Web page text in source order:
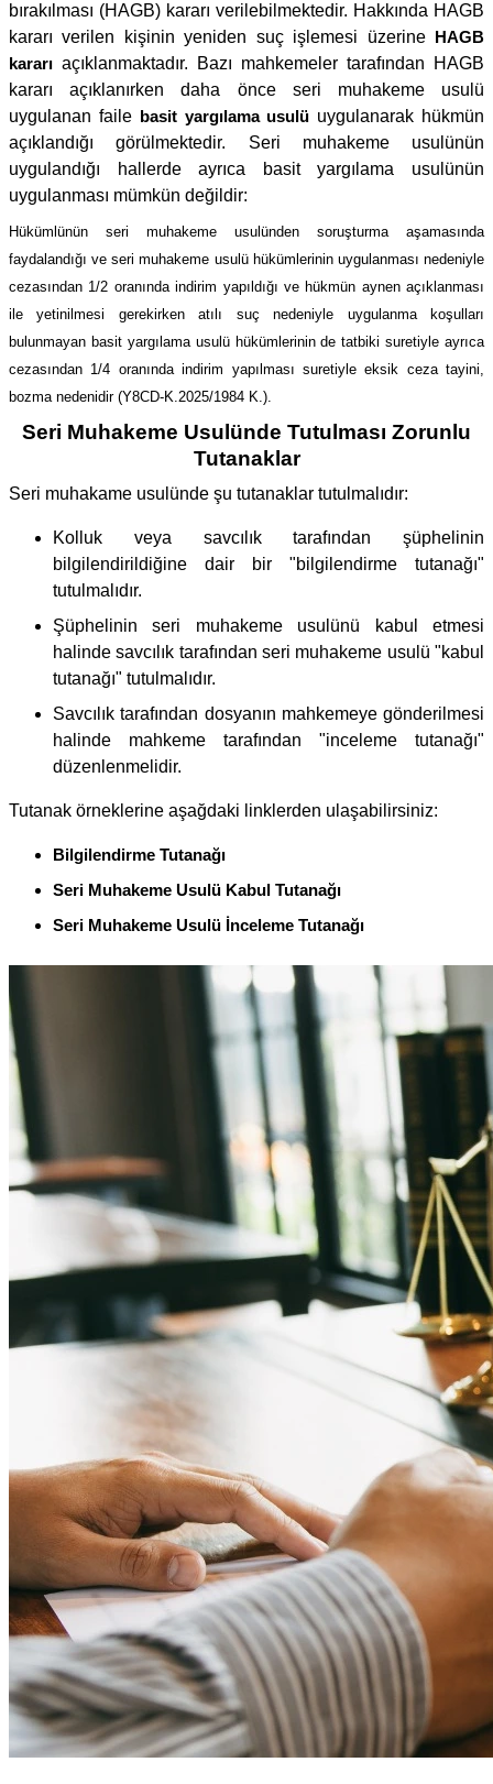
bırakılması (HAGB) kararı verilebilmektedir. Hakkında HAGB
kararı verilen kişinin yeniden suç işlemesi üzerine HAGB
kararı açıklanmaktadır. Bazı mahkemeler tarafından HAGB
kararı açıklanırken daha önce seri muhakeme usulü
uygulanan faile basit yargılama usulü uygulanarak hükmün
açıklandığı görülmektedir. Seri muhakeme usulünün
uygulandığı hallerde ayrıca basit yargılama usulünün
uygulanması mümkün değildir:
Hükümlünün seri muhakeme usulünden soruşturma aşamasında
faydalandığı ve seri muhakeme usulü hükümlerinin uygulanması nedeniyle
cezasından 1/2 oranında indirim yapıldığı ve hükmün aynen açıklanması
ile yetinilmesi gerekirken atılı suç nedeniyle uygulanma koşulları
bulunmayan basit yargılama usulü hükümlerinin de tatbiki suretiyle ayrıca
cezasından 1/4 oranında indirim yapılması suretiyle eksik ceza tayini,
bozma nedenidir (Y8CD-K.2025/1984 K.).
Seri Muhakeme Usulünde Tutulması Zorunlu
Tutanaklar
Seri muhakame usulünde şu tutanaklar tutulmalıdır:
Kolluk veya savcılık tarafından şüphelinin
bilgilendirildiğine dair bir "bilgilendirme tutanağı"
tutulmalıdır.
Şüphelinin seri muhakeme usulünü kabul etmesi
halinde savcılık tarafından seri muhakeme usulü "kabul
tutanağı" tutulmalıdır.
Savcılık tarafından dosyanın mahkemeye gönderilmesi
halinde mahkeme tarafından "inceleme tutanağı"
düzenlenmelidir.
Tutanak örneklerine aşağdaki linklerden ulaşabilirsiniz:
Bilgilendirme Tutanağı
Seri Muhakeme Usulü Kabul Tutanağı
Seri Muhakeme Usulü İnceleme Tutanağı